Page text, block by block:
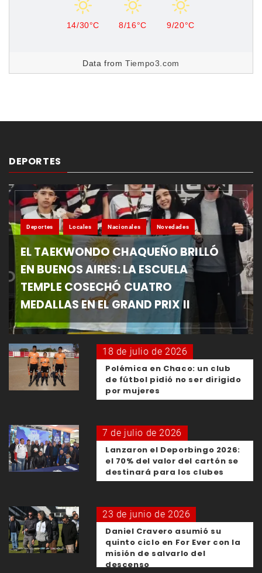
14/30°C 8/16°C 9/20°C
Data fromTiempo3.com
DEPORTES
Deportes Locales Nacionales Novedades
EL TAEKWONDO CHAQUEÑO BRILLÓ
EN BUENOS AIRES: LA ESCUELA
TEMPLE COSECHÓ CUATRO
MEDALLAS EN EL GRAND PRIX II
18 de julio de 2026
Polémica en Chaco: un club
de fútbol pidió no ser dirigido
por mujeres
7 de julio de 2026
Lanzaron el Deporbingo 2026:
el 70% del valor del cartón se
destinará para los clubes
23 de junio de 2026
Daniel Cravero asumió su
quinto ciclo en For Ever con la
misión de salvarlo del
descenso